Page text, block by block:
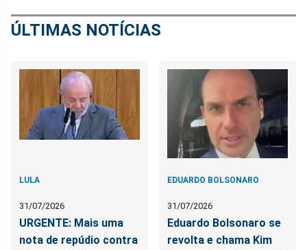
ÚLTIMAS NOTÍCIAS
LULA
31/07/2026
URGENTE: Mais uma
nota de repúdio contra
EDUARDO BOLSONARO
31/07/2026
Eduardo Bolsonaro se
revolta e chama Kim